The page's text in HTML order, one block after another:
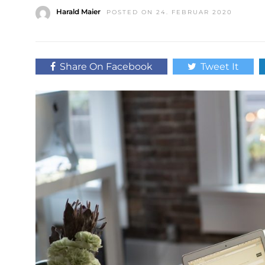
Harald Maier POSTED ON 24. FEBRUAR 2020
Share On Facebook Tweet It